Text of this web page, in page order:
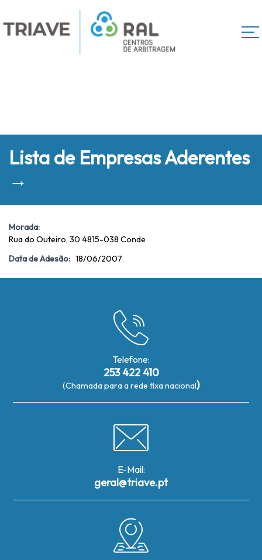
Lista de Empresas Aderentes
→
Morada:
Rua do Outeiro, 30 4815-038 Conde
Data de Adesão: 18/06/2007
Telefone:
253 422 410
(Chamada para a rede fixa nacional)
E-Mail:
geral@triave.pt